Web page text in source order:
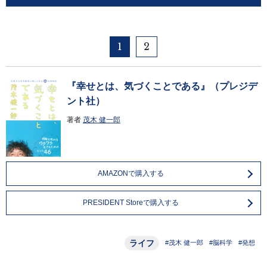
1 2
『幸せとは、気づくことである』（プレジデ
ント社）
著者 茂木 健一郎
AMAZONで購入する
PRESIDENT Storeで購入する
ライフ #茂木 健一郎 #脳科学 #発想